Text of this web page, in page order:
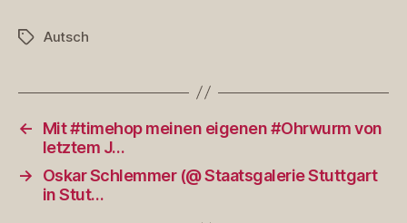
Schlagwörter
Autsch
←
Mit #timehop meinen eigenen #Ohrwurm von
letztem J…
→
Oskar Schlemmer (@ Staatsgalerie Stuttgart
in Stut…